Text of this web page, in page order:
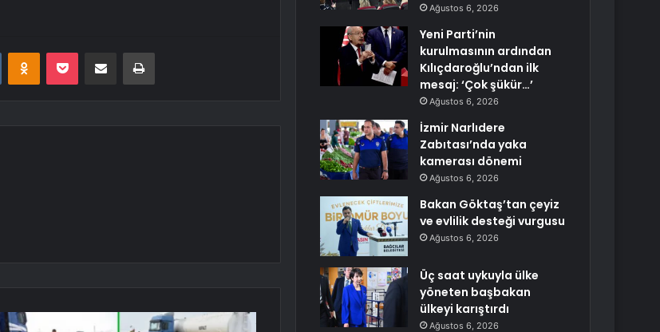
VKontakteOdnoklassniki
Pocket E-Posta ile paylaş Yazdır
Ağustos 6, 2026
Yeni Parti’nin
kurulmasının ardından
Kılıçdaroğlu’ndan ilk
mesaj: ‘Çok şükür…’
Ağustos 6, 2026
İzmir Narlıdere
Zabıtası’nda yaka
kamerası dönemi
Ağustos 6, 2026
Bakan Göktaş’tan çeyiz
ve evlilik desteği vurgusu
Ağustos 6, 2026
Üç saat uykuyla ülke
yöneten başbakan
ülkeyi karıştırdı
Ağustos 6, 2026